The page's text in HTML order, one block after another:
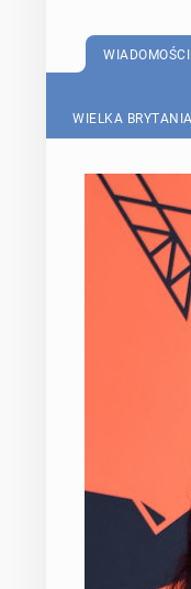
WIADOMOŚCI
WIELKA BRYTANIA